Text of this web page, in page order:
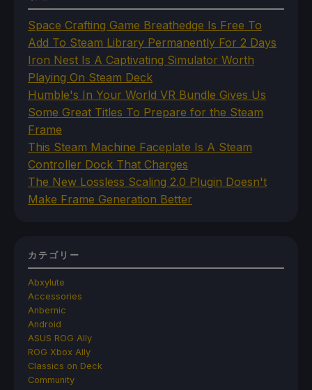
Space Crafting Game Breathedge Is Free To
Add To Steam Library Permanently For 2 Days
Iron Nest Is A Captivating Simulator Worth
Playing On Steam Deck
Humble's In Your World VR Bundle Gives Us
Some Great Titles To Prepare for the Steam
Frame
This Steam Machine Faceplate Is A Steam
Controller Dock That Charges
The New Lossless Scaling 2.0 Plugin Doesn't
Make Frame Generation Better
カテゴリー
Abxylute
Accessories
Anbernic
Android
ASUS ROG Ally
ROG Xbox Ally
Classics on Deck
Community